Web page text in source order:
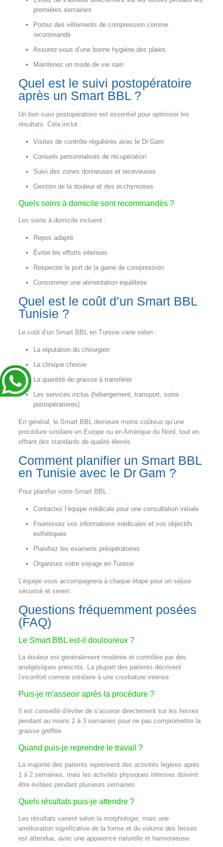
premières semaines
Portez des vêtements de compression comme
recommandé
Assurez‑vous d’une bonne hygiène des plaies
Maintenez un mode de vie sain
Quel est le suivi postopératoire
après un Smart BBL ?
Un bon suivi postopératoire est essentiel pour optimiser les
résultats. Cela inclut :
Visites de contrôle régulières avec le Dr Gam
Conseils personnalisés de récupération
Suivi des zones donneuses et receveuses
Gestion de la douleur et des ecchymoses
Quels soins à domicile sont recommandés ?
Les soins à domicile incluent :
Repos adapté
Éviter les efforts intenses
Respecter le port de la gaine de compression
Consommer une alimentation équilibrée
Quel est le coût d’un Smart BBL
Tunisie ?
Le coût d’un Smart BBL en Tunisie varie selon :
La réputation du chirurgien
La clinique choisie
La quantité de graisse à transférer
Les services inclus (hébergement, transport, soins
postopératoires)
En général, le Smart BBL demeure moins coûteux qu’une
procédure similaire en Europe ou en Amérique du Nord, tout en
offrant des standards de qualité élevés.
Comment planifier un Smart BBL
en Tunisie avec le Dr Gam ?
Pour planifier votre Smart BBL :
Contactez l’équipe médicale pour une consultation initiale
Fournissez vos informations médicales et vos objectifs
esthétiques
Planifiez les examens préopératoires
Organisez votre voyage en Tunisie
L’équipe vous accompagnera à chaque étape pour un séjour
sécurisé et serein.
Questions fréquemment posées
(FAQ)
Le Smart BBL est‑il douloureux ?
La douleur est généralement modérée et contrôlée par des
analgésiques prescrits. La plupart des patients décrivent
l’inconfort comme similaire à une courbature intense.
Puis‑je m’asseoir après la procédure ?
Il est conseillé d’éviter de s’asseoir directement sur les fesses
pendant au moins 2 à 3 semaines pour ne pas compromettre la
graisse greffée.
Quand puis‑je reprendre le travail ?
La majorité des patients reprennent des activités légères après
1 à 2 semaines, mais les activités physiques intenses doivent
être évitées pendant plusieurs semaines.
Quels résultats puis‑je attendre ?
Les résultats varient selon la morphologie, mais une
amélioration significative de la forme et du volume des fesses
est attendue, avec une apparence naturelle et harmonieuse.